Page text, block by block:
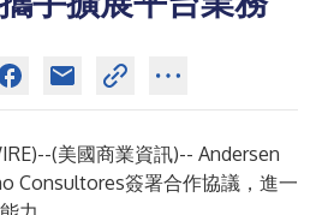
)--(美國商業資訊)-- Andersen
Consultores簽署合作協議，進一